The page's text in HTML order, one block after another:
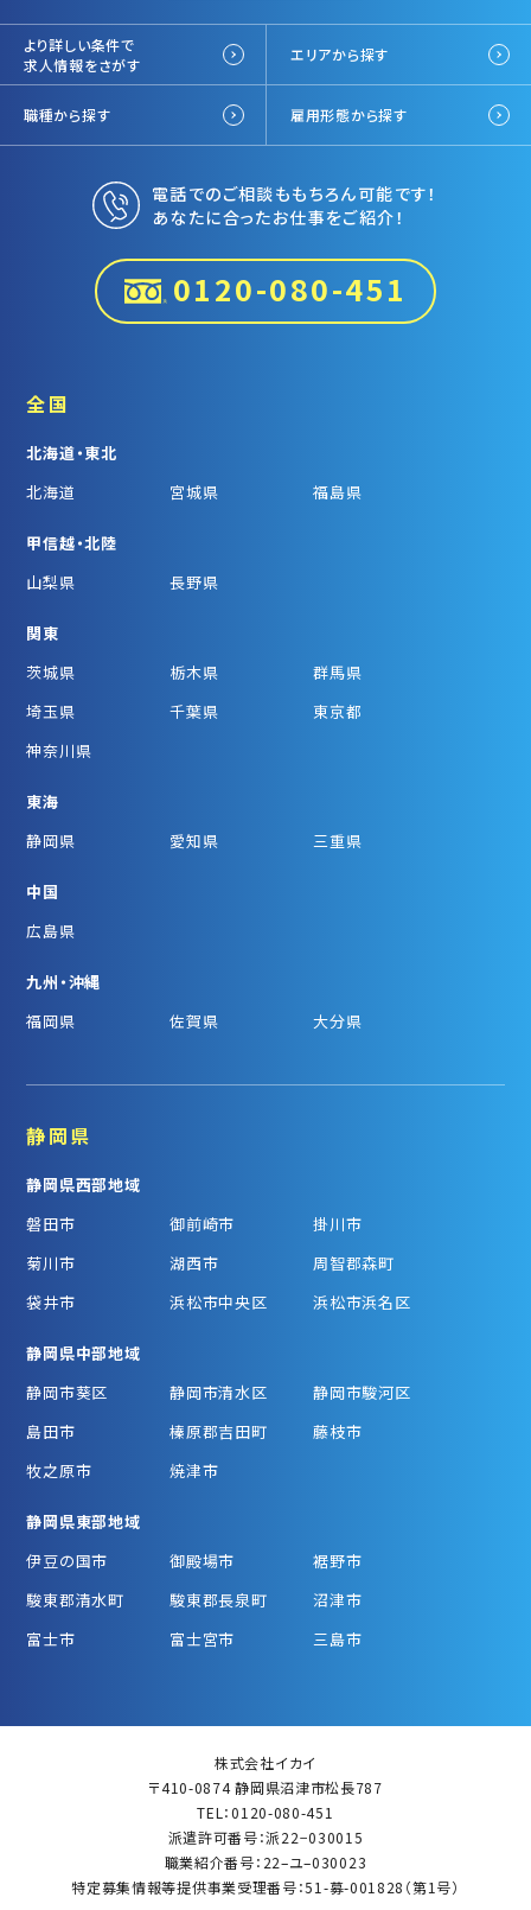
より詳しい条件で
求人情報をさがす
エリアから探す
職種から探す 雇用形態から探す
電話でのご相談ももちろん可能です！
あなたに合ったお仕事をご紹介！
0120-080-451
全国
北海道・東北
北海道
宮城県 福島県
甲信越・北陸
山梨県
長野県
関東
茨城県
栃木県
群馬県
埼玉県
千葉県
東京都
神奈川県
東海
静岡県
愛知県 三重県
中国
広島県
九州・沖縄
福岡県
佐賀県 大分県
静岡県
静岡県西部地域
磐田市
御前崎市
掛川市
菊川市
湖西市
周智郡森町
袋井市
浜松市中央区 浜松市浜名区
静岡県中部地域
静岡市葵区
静岡市清水区
静岡市駿河区
島田市
榛原郡吉田町
藤枝市
牧之原市
焼津市
静岡県東部地域
伊豆の国市
御殿場市
裾野市
駿東郡清水町
駿東郡長泉町
沼津市
富士市
富士宮市 三島市
株式会社イカイ
〒410-0874 静岡県沼津市松長787
TEL：0120-080-451
派遣許可番号：派22−030015
職業紹介番号：22–ユ–030023
特定募集情報等提供事業受理番号：51-募-001828（第1号）